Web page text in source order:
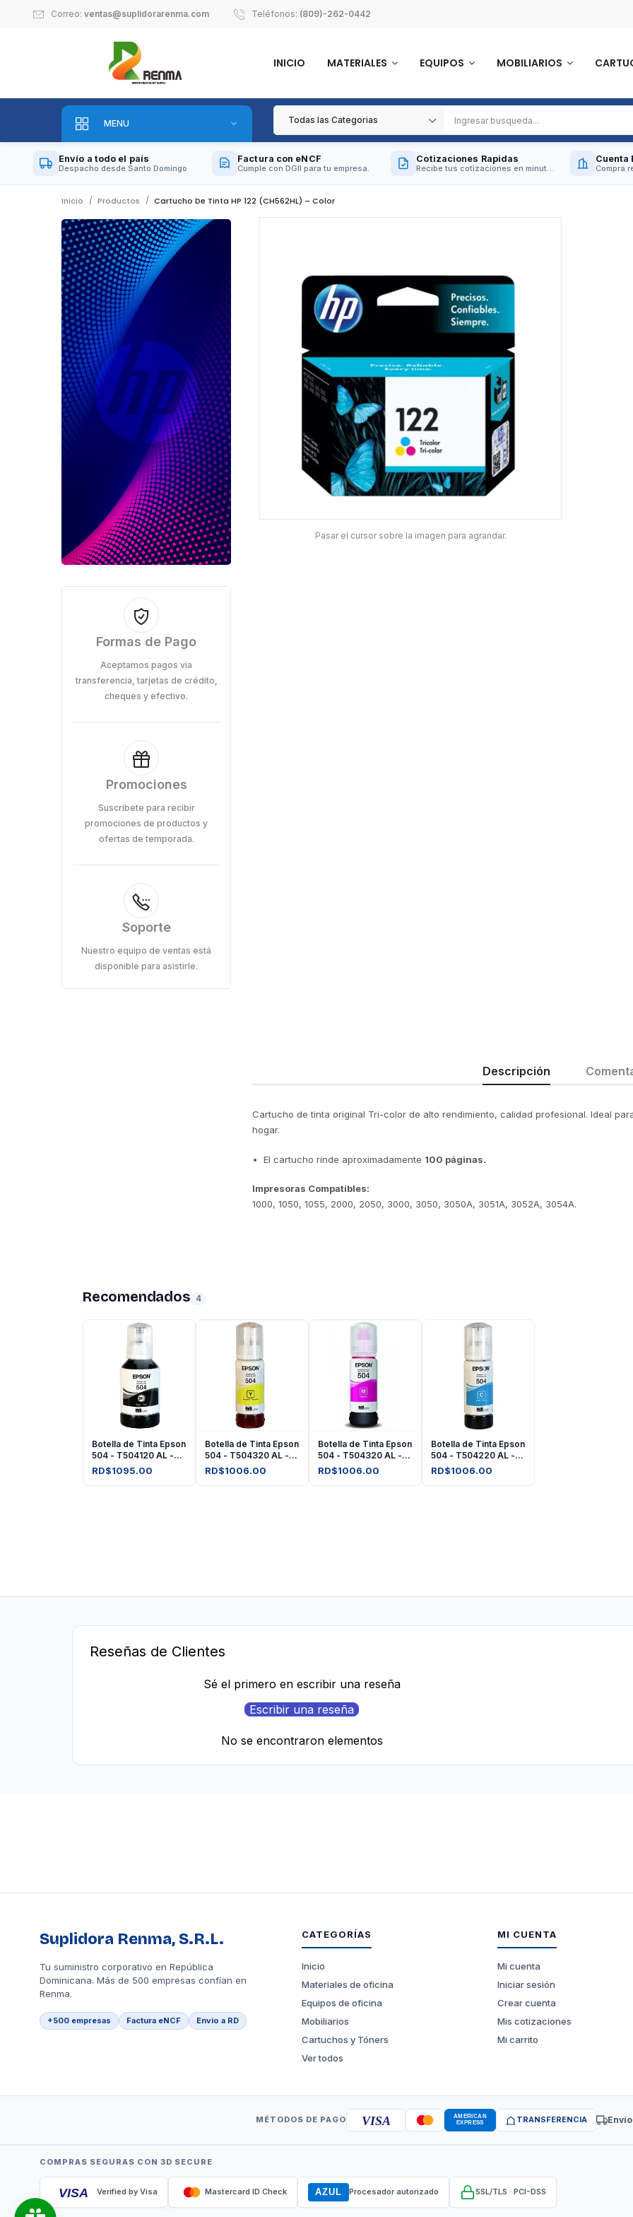
Correo: ventas@suplidorarenma.com Teléfonos: (809)-262-0442
INICIO MATERIALES EQUIPOS MOBILIARIOS
MENU
Envío a todo el país
Despacho desde Santo Domingo
Factura con eNCF
Cumple con DGII para tu empresa.
Cotizaciones Rapidas
Recibe tus cotizaciones en minutos.
Cuenta
Compra
Inicio Productos Cartucho De Tinta HP 122 (CH562HL) – Color
Pasar el cursor sobre la imagen para agrandar.
Descripción
Cartucho de tinta original Tri-color de alto rendimiento, calidad profesional. Ideal
hogar.
• El cartucho rinde aproximadamente 100 páginas.
Impresoras Compatibles:
1000, 1050, 1055, 2000, 2050, 3000, 3050, 3050A, 3051A, 3052A, 3054A.
Formas de Pago
Aceptamos pagos via
transferencia, tarjetas de crédito,
cheques y efectivo.
Promociones
Suscribete para recibir
promociones de productos y
ofertas de temporada.
Soporte
Nuestro equipo de ventas está
disponible para asistirle.
Recomendados 4
Botella de Tinta Epson
504 - T504120 AL -
Negro
RD$1095.00
Botella de Tinta Epson
504 - T504320 AL -
Amarilla
RD$1006.00
Botella de Tinta Epson
504 - T504320 AL -
Magenta
RD$1006.00
Botella de Tinta Epson
504 - T504220 AL -
Cyan
RD$1006.00
Reseñas de Clientes
Sé el primero en escribir una reseña
Escribir una reseña
No se encontraron elementos
Suplidora Renma, S.R.L.
Tu suministro corporativo en República
Dominicana. Más de 500 empresas confían en
Renma.
+500 empresas Factura eNCF Envío a RD
CATEGORÍAS
Inicio
Materiales de oficina
Equipos de oficina
Mobiliarios
Cartuchos y Tóners
Ver todos
MI CUENTA
Mi cuenta
Iniciar sesión
Crear cuenta
Mis cotizaciones
Mi carrito
MÉTODOS DE PAGO VISA TRANSFERENCIA
COMPRAS SEGURAS CON 3D SECURE
VISA Verified by Visa Mastercard ID Check AZUL Procesador autorizado SSL/TLS · PCI-DSS